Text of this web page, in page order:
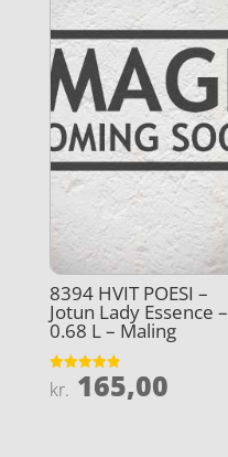
8394 HVIT POESI –
Jotun Lady Essence –
0.68 L – Maling
Vurderet
4.9
kr. 165,00